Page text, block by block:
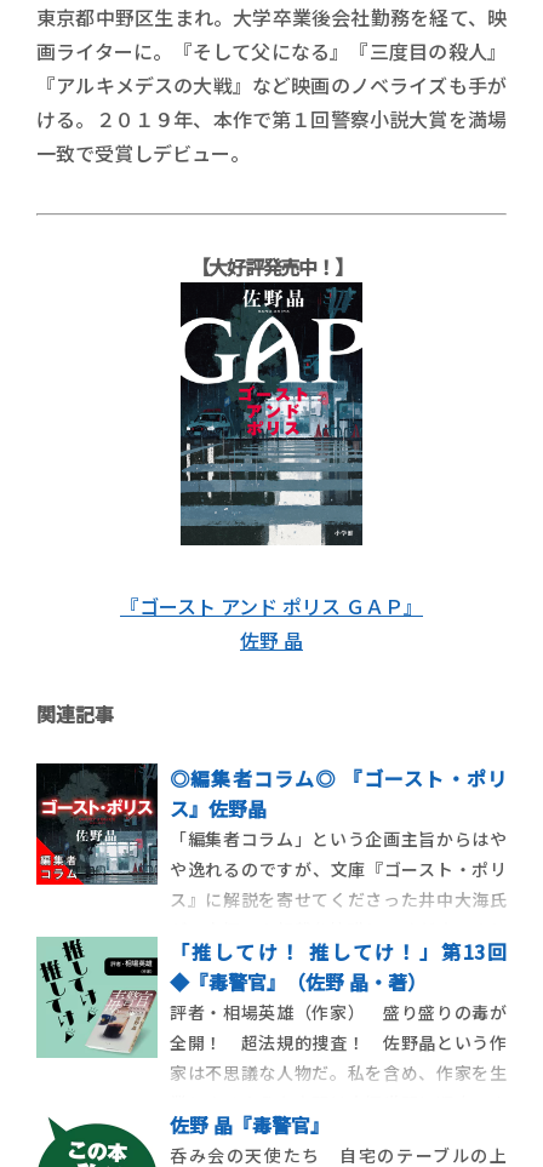
東京都中野区生まれ。大学卒業後会社勤務を経て、映
画ライターに。『そして父になる』『三度目の殺人』
『アルキメデスの大戦』など映画のノベライズも手が
ける。２０１９年、本作で第１回警察小説大賞を満場
一致で受賞しデビュー。
【大好評発売中！】
『ゴースト アンド ポリス ＧＡＰ』
佐野 晶
関連記事
◎編集者コラム◎ 『ゴースト・ポリ
ス』佐野晶
「編集者コラム」という企画主旨からはや
や逸れるのですが、文庫『ゴースト・ポリ
ス』に解説を寄せてくださった井中大海氏
た。これ以上、本書の魅力を的確に語って
いるものはありません。編集者の拙いコラ
ムより、ずっと有意義な内容です。ぜひご一
読ください。「編集者コラム」という企画
主旨からはやや
「推してけ！ 推してけ！」第13回
◆『毒警官』（佐野 晶・著）
評者・相場英雄（作家） 盛り盛りの毒が
全開！ 超法規的捜査！ 佐野晶という作
家は不思議な人物だ。私を含め、作家を生
ない変わり者、捻くれ者が多いが、その中
佐野 晶『毒警官』
呑み会の天使たち 自宅のテーブルの上